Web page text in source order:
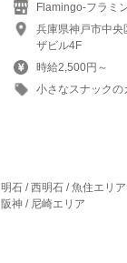
Flamingo-フラミ
兵庫県神戸市中央
ザビル4F
時給2,500円～
小さなスナックの
明石 / 西明石 / 魚住エリア
阪神 / 尼崎エリア